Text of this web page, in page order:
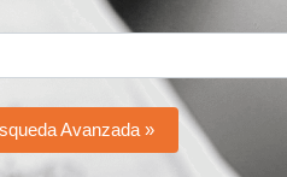
Avanzada »